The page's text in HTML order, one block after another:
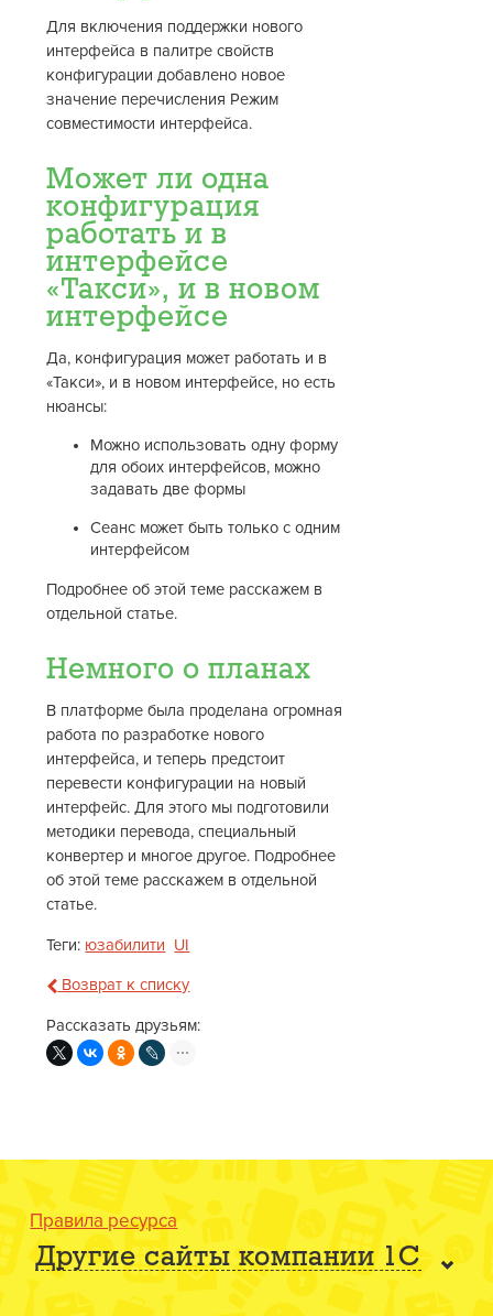
Для включения поддержки нового
интерфейса в палитре свойств
конфигурации добавлено новое
значение перечисления Режим
совместимости интерфейса.
Может ли одна
конфигурация
работать и в
интерфейсе
«Такси», и в новом
интерфейсе
Да, конфигурация может работать и в
«Такси», и в новом интерфейсе, но есть
нюансы:
Можно использовать одну форму
для обоих интерфейсов, можно
задавать две формы
Сеанс может быть только с одним
интерфейсом
Подробнее об этой теме расскажем в
отдельной статье.
Немного о планах
В платформе была проделана огромная
работа по разработке нового
интерфейса, и теперь предстоит
перевести конфигурации на новый
интерфейс. Для этого мы подготовили
методики перевода, специальный
конвертер и многое другое. Подробнее
об этой теме расскажем в отдельной
статье.
Теги: юзабилити UI
Возврат к списку
Рассказать друзьям:
Правила ресурса
Другие сайты компании 1С